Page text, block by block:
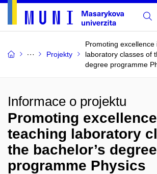
Projekty
Promoting excellence
laboratory classes of
degree programme
Informace o projektu
Promoting
teaching laboratory
the bachelor’s degree
programme Physics